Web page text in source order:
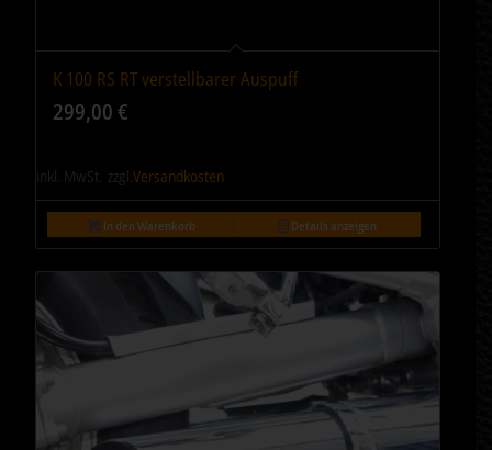
K 100 RS RT verstellbarer Auspuff
299,00€
inkl. MwSt. zzgl.Versandkosten
In den Warenkorb Details anzeigen